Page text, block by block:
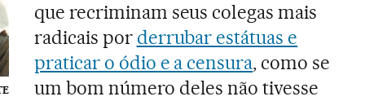
que recriminam seus colegas mais
radicais por derrubar estátuas e
praticar o ódio e a censura, como se
um bom número deles não tivesse